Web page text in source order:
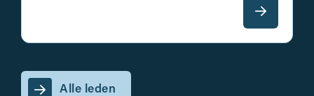
Alle leden